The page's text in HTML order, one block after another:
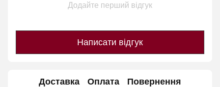
Додайте перший відгук
Написати відгук
Доставка Оплата Повернення